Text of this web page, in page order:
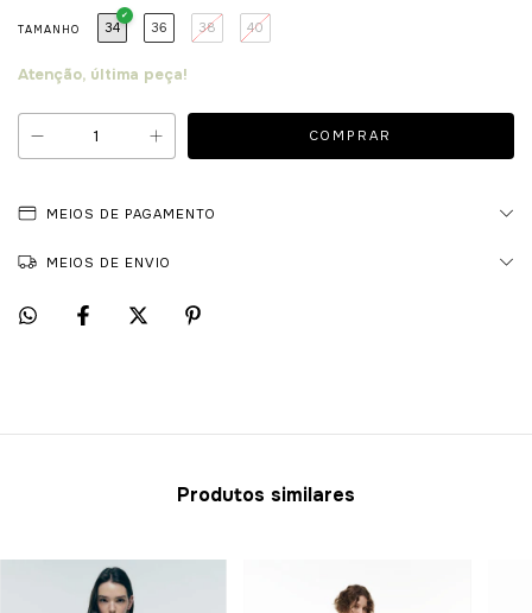
TAMANHO 34 36 38 40
Atenção, última peça!
MEIOS DE PAGAMENTO
MEIOS DE ENVIO
Produtos similares